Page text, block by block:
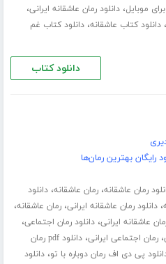
موبایل،دانلود رمان عاشقانه ایرانی،
،دانلود کتاب عاشقانه،دانلود کتاب غم
دانلود کتاب
رایگان بهترین رمان‌ها
رمان عاشقانه،رمان عاشقانه،دانلود
،دانلود رمان عاشقانه ایرانی،رمان عاشقانه،
عاشقانه ایرانی،دانلود رمان اجتماعی،
،رمان اجتماعی ایرانی،
دانلود pdf رمان
پی دی اف رمان دوباره با تو،دانلود